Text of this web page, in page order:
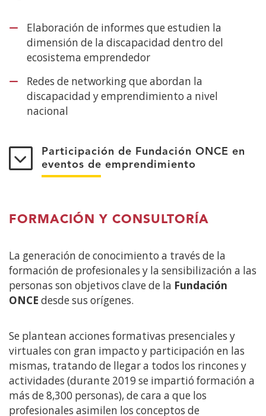
Elaboración de informes que estudien la
dimensión de la discapacidad dentro del
ecosistema emprendedor
Redes de networking que abordan la
discapacidad y emprendimiento a nivel
nacional
Participación de Fundación ONCE en
eventos de emprendimiento
FORMACIÓN Y CONSULTORÍA
La generación de conocimiento a través de la
formación de profesionales y la sensibilización a las
personas son objetivos clave de la Fundación
ONCE desde sus orígenes.
Se plantean acciones formativas presenciales y
virtuales con gran impacto y participación en las
mismas, tratando de llegar a todos los rincones y
actividades (durante 2019 se impartió formación a
más de 8,300 personas), de cara a que los
profesionales asimilen los conceptos de